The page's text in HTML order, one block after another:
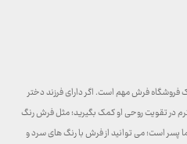
فرش مهم است. اگر دارای فرزند دختر
در تقویت روحی او کمک بگیرید؛ مثل فرش رنگ
پسر است؛ می توانید از فرش با رنگ های سرد و